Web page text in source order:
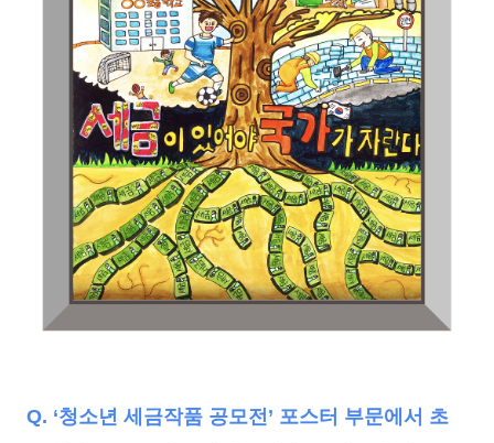
Q. ‘청소년 세금작품 공모전’ 포스터 부문에서 초